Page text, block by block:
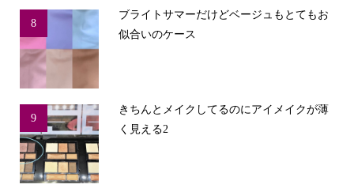
8
ブライトサマーだけどベージュもとてもお
似合いのケース
9
きちんとメイクしてるのにアイメイクが薄
く見える2